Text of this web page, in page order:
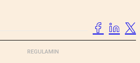
REGULAMIN